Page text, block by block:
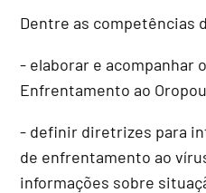
Dentre as competências
- elaborar e acompanhar
Enfrentamento ao
- definir diretrizes para
de enfrentamento ao
informações sobre